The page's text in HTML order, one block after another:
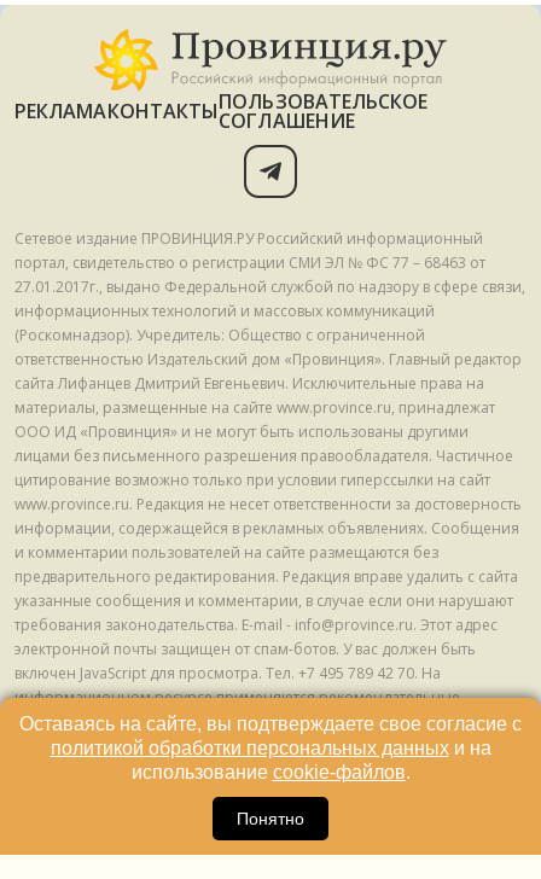
РЕКЛАМАКОНТАКТЫПОЛЬЗОВАТЕЛЬСКОЕ
СОГЛАШЕНИЕ
Сетевое издание ПРОВИНЦИЯ.РУ Российский информационный
портал, свидетельство о регистрации СМИ ЭЛ № ФС 77 – 68463 от
27.01.2017г., выдано Федеральной службой по надзору в сфере связи,
информационных технологий и массовых коммуникаций
(Роскомнадзор). Учредитель: Общество с ограниченной
ответственностью Издательский дом «Провинция». Главный редактор
сайта Лифанцев Дмитрий Евгеньевич. Исключительные права на
материалы, размещенные на сайте www.province.ru, принадлежат
ООО ИД «Провинция» и не могут быть использованы другими
лицами без письменного разрешения правообладателя. Частичное
цитирование возможно только при условии гиперссылки на сайт
www.province.ru. Редакция не несет ответственности за достоверность
информации, содержащейся в рекламных объявлениях. Сообщения
и комментарии пользователей на сайте размещаются без
предварительного редактирования. Редакция вправе удалить с сайта
указанные сообщения и комментарии, в случае если они нарушают
требования законодательства. E-mail - info@province.ru. Этот адрес
электронной почты защищен от спам-ботов. У вас должен быть
включен JavaScript для просмотра. Tел. +7 495 789 42 70. На
информационном ресурсе применяются рекомендательные
технологии (информационные технологии предоставления
информации на основе сбора, систематизации и анализа сведений,
относящихся к предпочтениям пользователей сети "Интернет",
находящихся на территории Российской Федерации) © ООО ИД
Оставаясь на сайте, вы подтверждаете свое согласие с
политикой обработки персональных данныхи на
использование cookie-файлов.
Понятно